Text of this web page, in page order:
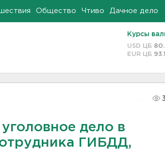
Общество Чтиво Дачное дело
Курсы
USD ЦБ
EUR ЦБ
дело в
ГИБДД,